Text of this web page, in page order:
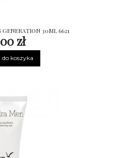
30ML 6621
zł
do koszyka